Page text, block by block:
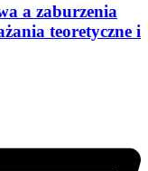
a zaburzenia
teoretyczne i